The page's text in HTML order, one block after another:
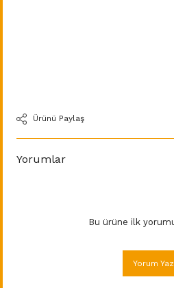
Ürünü Paylaş
Yorumlar
Bu ürüne ilk
Yorum Yaz